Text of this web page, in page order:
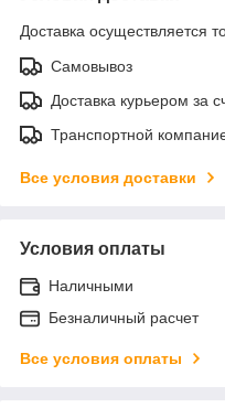
Доставка осуществляется
Самовывоз
Доставка курьером за
Транспортной
Все условия доставки
Условия оплаты
Наличными
Безналичный расчет
Все условия оплаты